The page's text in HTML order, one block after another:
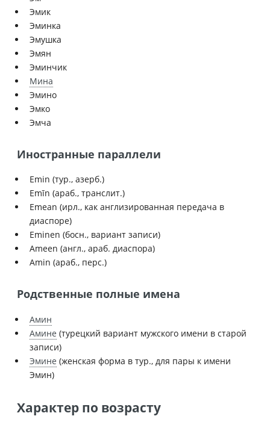
Эмик
Эминка
Эмушка
Эмян
Эминчик
Мина
Эмино
Эмко
Эмча
Иностранные параллели
Emin (тур., азерб.)
Emīn (араб., транслит.)
Emean (ирл., как англизированная передача в
диаспоре)
Eminen (босн., вариант записи)
Ameen (англ., араб. диаспора)
Amin (араб., перс.)
Родственные полные имена
Амин
Амине (турецкий вариант мужского имени в старой
записи)
Эмине (женская форма в тур., для пары к имени
Эмин)
Характер по возрасту